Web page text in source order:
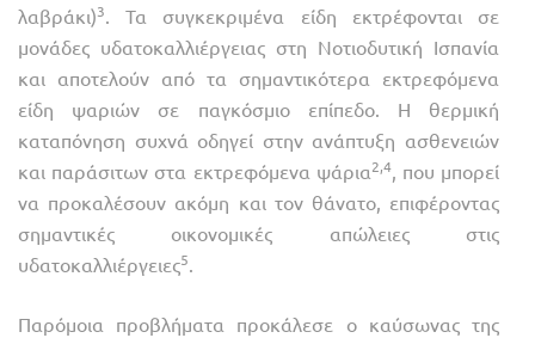
λαβράκι)3. Τα συγκεκριμένα είδη εκτρέφονται σε
μονάδες υδατοκαλλιέργειας στη Νοτιοδυτική Ισπανία
και αποτελούν από τα σημαντικότερα εκτρεφόμενα
είδη ψαριών σε παγκόσμιο επίπεδο. Η θερμική
καταπόνηση συχνά οδηγεί στην ανάπτυξη ασθενειών
και παράσιτων στα εκτρεφόμενα ψάρια2,4, που μπορεί
να προκαλέσουν ακόμη και τον θάνατο, επιφέροντας
σημαντικές οικονομικές απώλειες στις
υδατοκαλλιέργειες5.
Παρόμοια προβλήματα προκάλεσε ο καύσωνας της